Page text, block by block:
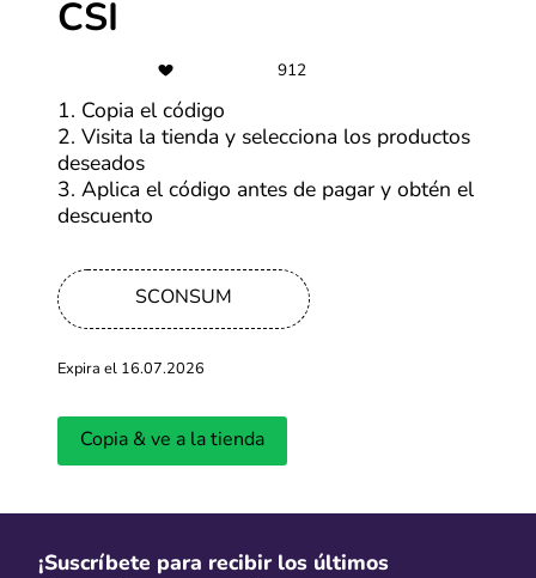
Últimas entradas del blog
Ver más
CyberWow en 2026?
Ofertas de temporada
CSI
912
1. Copia el código
2. Visita la tienda y selecciona los productos
deseados
3. Aplica el código antes de pagar y obtén el
descuento
SCONSUM
Expira el 16.07.2026
Copia & ve a la tienda
¡Suscríbete para recibir los últimos